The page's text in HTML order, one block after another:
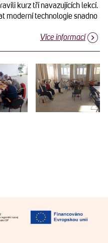
kurz tří navazujících lekcí.
moderní technologie snadno
Více informací